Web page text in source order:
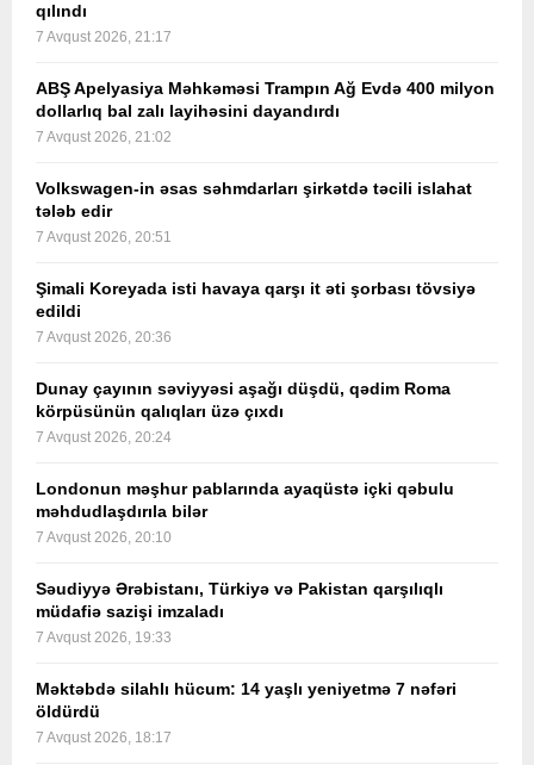
qılındı
7 Avqust 2026, 21:17
ABŞ Apelyasiya Məhkəməsi Trampın Ağ Evdə 400 milyon
dollarlıq bal zalı layihəsini dayandırdı
7 Avqust 2026, 21:02
Volkswagen-in əsas səhmdarları şirkətdə təcili islahat
tələb edir
7 Avqust 2026, 20:51
Şimali Koreyada isti havaya qarşı it əti şorbası tövsiyə
edildi
7 Avqust 2026, 20:36
Dunay çayının səviyyəsi aşağı düşdü, qədim Roma
körpüsünün qalıqları üzə çıxdı
7 Avqust 2026, 20:24
Londonun məşhur pablarında ayaqüstə içki qəbulu
məhdudlaşdırıla bilər
7 Avqust 2026, 20:10
Səudiyyə Ərəbistanı, Türkiyə və Pakistan qarşılıqlı
müdafiə sazişi imzaladı
7 Avqust 2026, 19:33
Məktəbdə silahlı hücum: 14 yaşlı yeniyetmə 7 nəfəri
öldürdü
7 Avqust 2026, 18:17